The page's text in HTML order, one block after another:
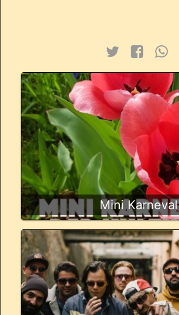
Mini Karneval